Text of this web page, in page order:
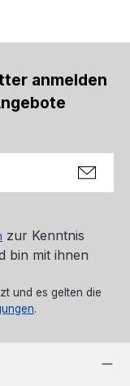
anmelden
zur Kenntnis
bin mit ihnen
und es gelten die
.